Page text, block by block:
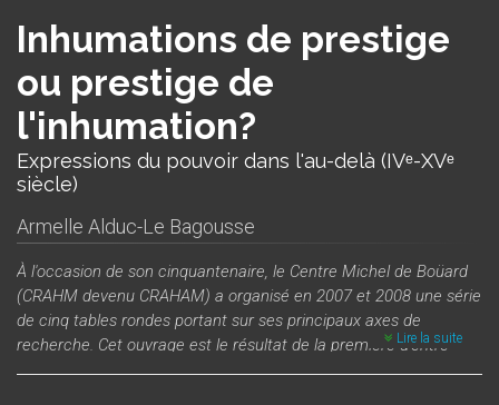
Inhumations de prestige
ou prestige de
l'inhumation?
Expressions du pouvoir dans l'au-delà (IVᵉ-XVᵉ
siècle)
Armelle Alduc-Le Bagousse
À l'occasion de son cinquantenaire, le Centre Michel de Boüard
(CRAHM devenu CRAHAM) a organisé en 2007 et 2008 une série
de cinq tables rondes portant sur ses principaux axes de
recherche. Cet ouvrage est le résultat de la première d'entre
elles.
Lire la suite